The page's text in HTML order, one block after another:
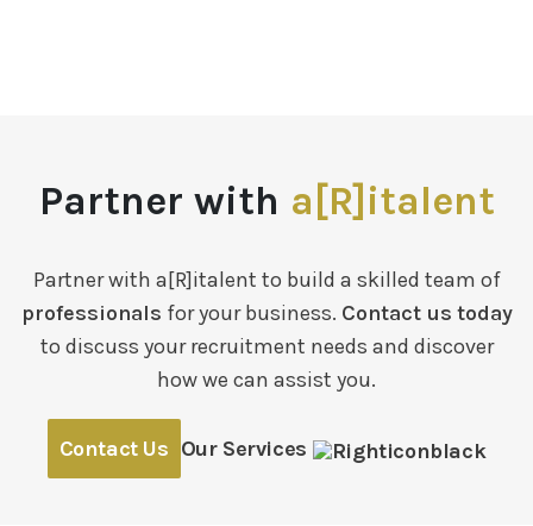
Partner with a[R]italent
Partner with a[R]italent to build a skilled team of
professionals for your business. Contact us today
to discuss your recruitment needs and discover
how we can assist you.
Contact Us Our Services